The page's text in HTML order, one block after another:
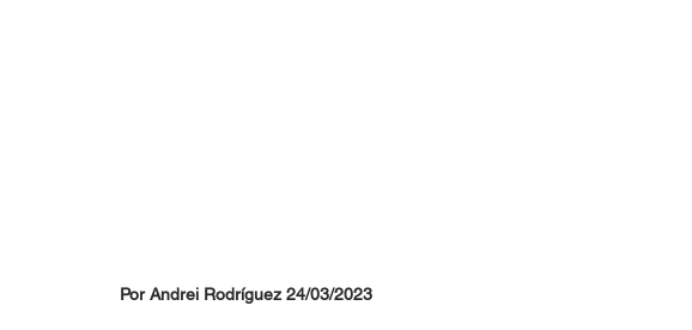
Por Andrei Rodríguez 24/03/2023